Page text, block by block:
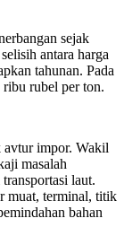
sejak
antara harga
tahunan. Pada
rubel per ton.
avtur impor. Wakil
masalah
laut.
muat, terminal, titik
bahan